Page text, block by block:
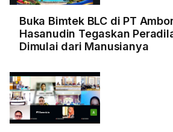
Buka Bimtek BLC di PT
Hasanudin Tegaskan
Dimulai dari Manusianya